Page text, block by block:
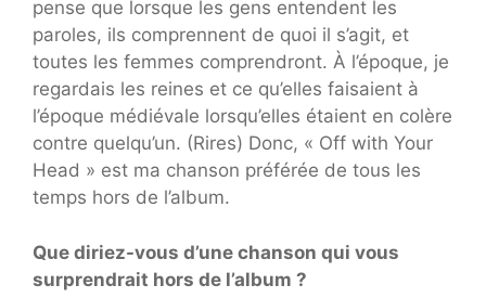
pense que lorsque les gens entendent les
paroles, ils comprennent de quoi il s’agit, et
toutes les femmes comprendront. À l’époque, je
regardais les reines et ce qu’elles faisaient à
l’époque médiévale lorsqu’elles étaient en colère
contre quelqu’un. (Rires) Donc, « Off with Your
Head » est ma chanson préférée de tous les
temps hors de l’album.
Que diriez-vous d’une chanson qui vous
surprendrait hors de l’album ?